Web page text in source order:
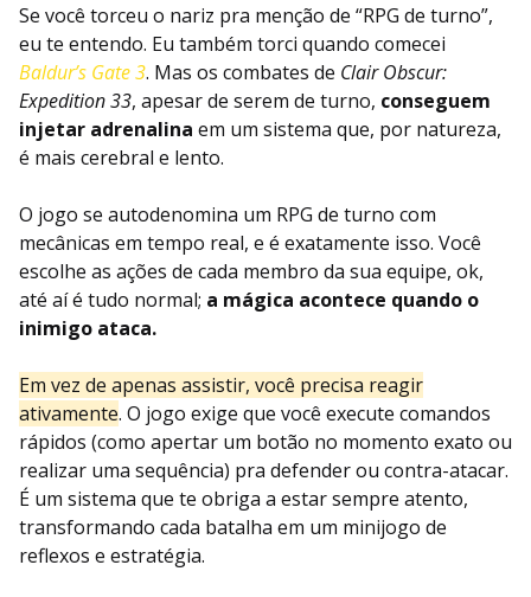
Se você torceu o nariz pra menção de “RPG de turno”,
eu te entendo. Eu também torci quando comecei
Baldur’s Gate 3. Mas os combates de Clair Obscur:
Expedition 33, apesar de serem de turno, conseguem
injetar adrenalina em um sistema que, por natureza,
é mais cerebral e lento.
O jogo se autodenomina um RPG de turno com
mecânicas em tempo real, e é exatamente isso. Você
escolhe as ações de cada membro da sua equipe, ok,
até aí é tudo normal; a mágica acontece quando o
inimigo ataca.
Em vez de apenas assistir, você precisa reagir
ativamente. O jogo exige que você execute comandos
rápidos (como apertar um botão no momento exato ou
realizar uma sequência) pra defender ou contra-atacar.
É um sistema que te obriga a estar sempre atento,
transformando cada batalha em um minijogo de
reflexos e estratégia.